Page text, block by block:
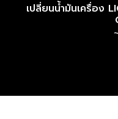
เปลี่ยนน้ำมันเครื่อง